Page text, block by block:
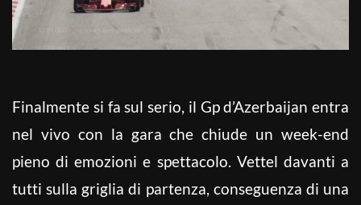
Finalmente si fa sul serio, il Gp d’Azerbaijan entra
nel vivo con la gara che chiude un week-end
pieno di emozioni e spettacolo. Vettel davanti a
tutti sulla griglia di partenza, conseguenza di una